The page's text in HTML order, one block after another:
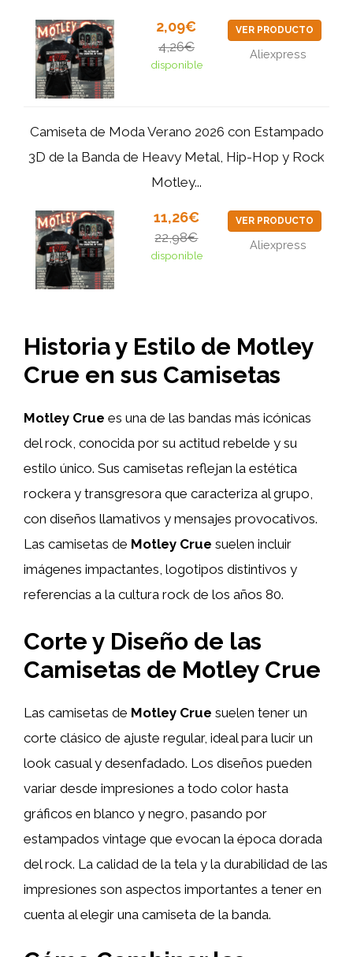
2,09€
4,26€
disponible
VER PRODUCTO
Aliexpress
Camiseta de Moda Verano 2026 con Estampado
3D de la Banda de Heavy Metal, Hip-Hop y Rock
Motley...
11,26€
22,98€
disponible
VER PRODUCTO
Aliexpress
Historia y Estilo de Motley
Crue en sus Camisetas
Motley Crue es una de las bandas más icónicas
del rock, conocida por su actitud rebelde y su
estilo único. Sus camisetas reflejan la estética
rockera y transgresora que caracteriza al grupo,
con diseños llamativos y mensajes provocativos.
Las camisetas de Motley Crue suelen incluir
imágenes impactantes, logotipos distintivos y
referencias a la cultura rock de los años 80.
Corte y Diseño de las
Camisetas de Motley Crue
Las camisetas de Motley Crue suelen tener un
corte clásico de ajuste regular, ideal para lucir un
look casual y desenfadado. Los diseños pueden
variar desde impresiones a todo color hasta
gráficos en blanco y negro, pasando por
estampados vintage que evocan la época dorada
del rock. La calidad de la tela y la durabilidad de las
impresiones son aspectos importantes a tener en
cuenta al elegir una camiseta de la banda.